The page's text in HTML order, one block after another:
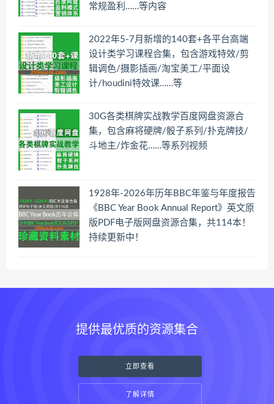
常规盈利……等内容
2022年5-7月新增的140套+各平台高端
设计类学习课程合集，包含游戏特效/剪
辑调色/摄影插画/淘宝美工/平面设
计/houdini特效课……等
30G各类棋牌实战教学百度网盘资源合
集，包含麻将硬牌/骰子系列/扑克牌技/
斗地主/炸金花……等系列视频
1928年-2026年历年BBC年鉴与年度报告
《BBC Year Book Annual Report》英文原
版PDF电子版网盘资源合集，共114本！
持续更新中！
提供最优质的资源集合
立即查看
了解详情